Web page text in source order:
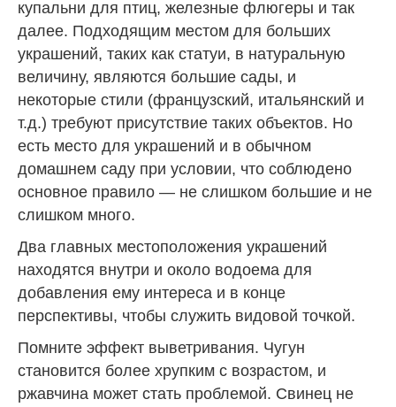
купальни для птиц, железные флюгеры и так
далее. Подходящим местом для больших
украшений, таких как статуи, в натуральную
величину, являются большие сады, и
некоторые стили (французский, итальянский и
т.д.) требуют присутствие таких объектов. Но
есть место для украшений и в обычном
домашнем саду при условии, что соблюдено
основное правило — не слишком большие и не
слишком много.
Два главных местоположения украшений
находятся внутри и около водоема для
добавления ему интереса и в конце
перспективы, чтобы служить видовой точкой.
Помните эффект выветривания. Чугун
становится более хрупким с возрастом, и
ржавчина может стать проблемой. Свинец не